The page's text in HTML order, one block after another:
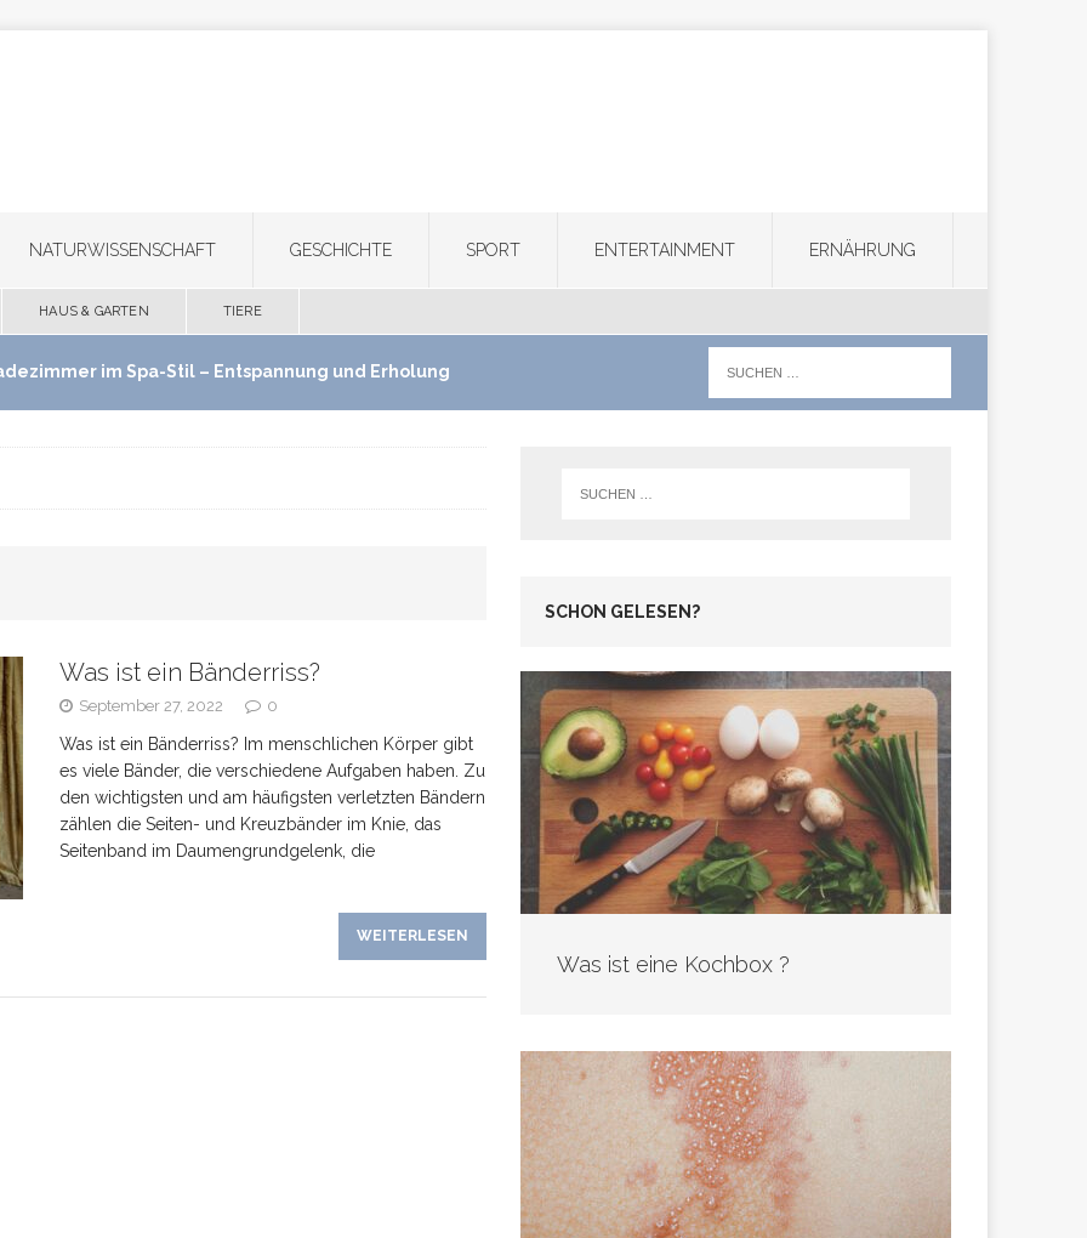
NATURWISSENSCHAFT GESCHICHTE SPORT ENTERTAINMENT ERNÄHRUNG
HAUS & GARTEN TIERE
im Spa-Stil – Entspannung und Erholung
schaffen HAUS & GARTEN
Banken verschweigen –
bei Tagesgeldangeboten richtig deuten
Marketing trifft Offline-Präsenz: Synergien
Was ist ein Bänderriss?
September 27, 2022 0
Was ist ein Bänderriss? Im menschlichen Körper gibt
es viele Bänder, die verschiedene Aufgaben haben. Zu
den wichtigsten und am häufigsten verletzten Bändern
zählen die Seiten- und Kreuzbänder im Knie, das
Seitenband im Daumengrundgelenk, die
WEITERLESEN
SCHON GELESEN?
Was ist eine Kochbox ?